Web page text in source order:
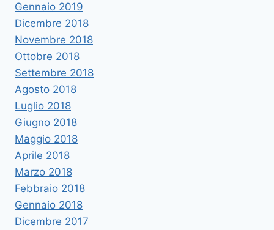
Gennaio 2019
Dicembre 2018
Novembre 2018
Ottobre 2018
Settembre 2018
Agosto 2018
Luglio 2018
Giugno 2018
Maggio 2018
Aprile 2018
Marzo 2018
Febbraio 2018
Gennaio 2018
Dicembre 2017